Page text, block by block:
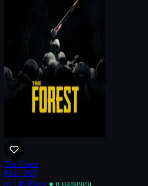
The Forest
PS4 · PS5
от 149 ₽/нед ● в наличии